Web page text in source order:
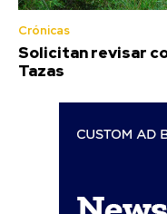
Crónicas
Solicitan revisar
Tazas